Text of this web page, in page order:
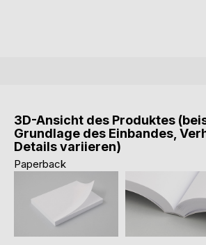
3D-Ansicht des Produktes
Grundlage des Einbandes,
Details variieren)
Paperback